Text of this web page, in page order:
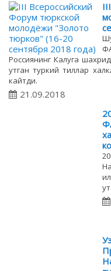
Россиянинг Калуга
утган туркий тиллар
кайтди.
21.09.2018